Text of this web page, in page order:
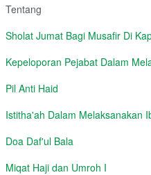
Tentang
Sholat Jumat Bagi Musafir Di
Kepeloporan Pejabat Dalam
Pil Anti Haid
Istitha'ah Dalam Melaksanakan
Doa Daf'ul Bala
Miqat Haji dan Umroh I